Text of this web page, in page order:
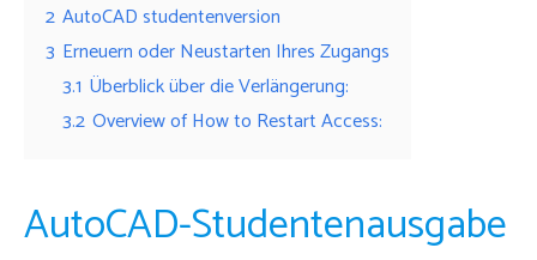
2 AutoCAD studentenversion
3 Erneuern oder Neustarten Ihres Zugangs
3.1 Überblick über die Verlängerung:
3.2 Overview of How to Restart Access:
AutoCAD-Studentenausgabe